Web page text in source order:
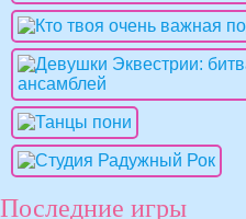
Последние игры